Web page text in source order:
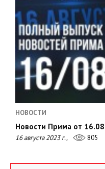
НОВОСТИ
Новости Прима от 16.08
16 августа 2023 г., 805